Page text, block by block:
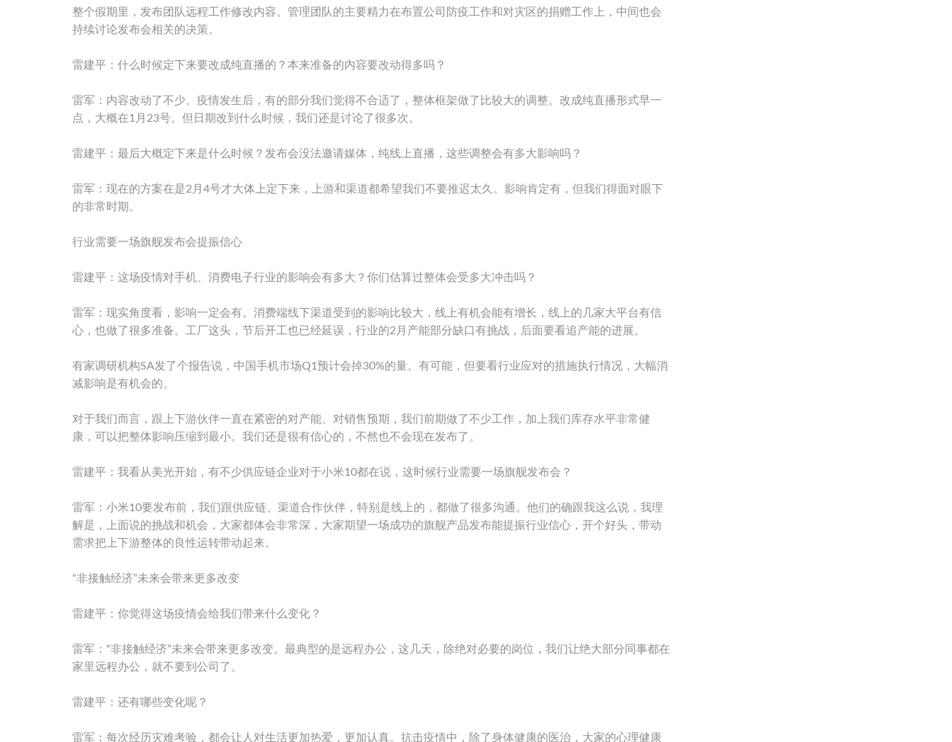
整个假期里，发布团队远程工作修改内容。管理团队的主要精力在布置公司防疫工作和对灾区的捐赠工作上，中间也会
持续讨论发布会相关的决策。
雷建平：什么时候定下来要改成纯直播的？本来准备的内容要改动得多吗？
雷军：内容改动了不少。疫情发生后，有的部分我们觉得不合适了，整体框架做了比较大的调整。改成纯直播形式早一
点，大概在1月23号。但日期改到什么时候，我们还是讨论了很多次。
雷建平：最后大概定下来是什么时候？发布会没法邀请媒体，纯线上直播，这些调整会有多大影响吗？
雷军：现在的方案在是2月4号才大体上定下来，上游和渠道都希望我们不要推迟太久。影响肯定有，但我们得面对眼下
的非常时期。
行业需要一场旗舰发布会提振信心
雷建平：这场疫情对手机、消费电子行业的影响会有多大？你们估算过整体会受多大冲击吗？
雷军：现实角度看，影响一定会有。消费端线下渠道受到的影响比较大，线上有机会能有增长，线上的几家大平台有信
心，也做了很多准备。工厂这头，节后开工也已经延误，行业的2月产能部分缺口有挑战，后面要看追产能的进展。
有家调研机构SA发了个报告说，中国手机市场Q1预计会掉30%的量。有可能，但要看行业应对的措施执行情况，大幅消
减影响是有机会的。
对于我们而言，跟上下游伙伴一直在紧密的对产能、对销售预期，我们前期做了不少工作，加上我们库存水平非常健
康，可以把整体影响压缩到最小。我们还是很有信心的，不然也不会现在发布了。
雷建平：我看从美光开始，有不少供应链企业对于小米10都在说，这时候行业需要一场旗舰发布会？
雷军：小米10要发布前，我们跟供应链、渠道合作伙伴，特别是线上的，都做了很多沟通。他们的确跟我这么说，我理
解是，上面说的挑战和机会，大家都体会非常深，大家期望一场成功的旗舰产品发布能提振行业信心，开个好头，带动
需求把上下游整体的良性运转带动起来。
“非接触经济”未来会带来更多改变
雷建平：你觉得这场疫情会给我们带来什么变化？
雷军：“非接触经济”未来会带来更多改变。最典型的是远程办公，这几天，除绝对必要的岗位，我们让绝大部分同事都在
家里远程办公，就不要到公司了。
雷建平：还有哪些变化呢？
雷军：每次经历灾难考验，都会让人对生活更加热爱，更加认真。抗击疫情中，除了身体健康的医治，大家的心理健康